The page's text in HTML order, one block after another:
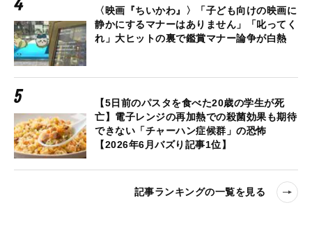
〈映画『ちいかわ』〉「子ども向けの映画に
静かにするマナーはありません」「叱ってく
れ」大ヒットの裏で鑑賞マナー論争が白熱
【5日前のパスタを食べた20歳の学生が死
亡】電子レンジの再加熱での殺菌効果も期待
できない「チャーハン症候群」の恐怖
【2026年6月バズり記事1位】
記事ランキングの一覧を見る